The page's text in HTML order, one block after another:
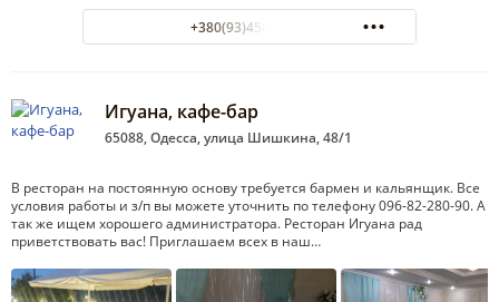
+380(93)458-45-55
Игуана, кафе-бар
65088, Одесса, улица Шишкина, 48/1
В ресторан на постоянную основу требуется бармен и кальянщик. Все
условия работы и з/п вы можете уточнить по телефону 096-82-280-90. А
так же ищем хорошего администратора. Ресторан Игуана рад
приветствовать вас! Приглашаем всех в наш…